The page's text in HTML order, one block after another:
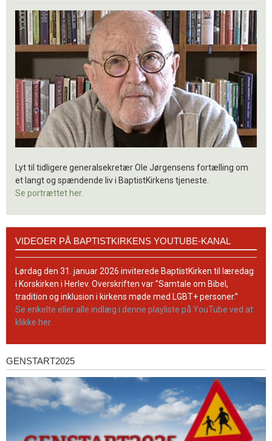
Lyt til tidligere generalsekretær Ole Jørgensens fortælling om
et langt og spændende liv i BaptistKirkens tjeneste.
Se portrættet her.
BaptistKirkens
YouTube-
kanal
VIDEOER PÅ BAPTISTKIRKENS YOUTUBE-KANAL
Lørdag den 31. januar 2026 inviterede BaptistKirken til læredag
i Korskirken i Herlev. Overskriften var ”Samtale om Bibel,
tradition og inklusion i kirkens møde med LGBT+ personer.”
Se enkelte eller alle indlæg i denne playliste på YouTube ved at
klikke her.
Genstart2025
GENSTART2025